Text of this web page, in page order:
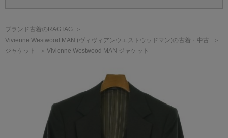
カ
ブランド古着のRAGTAG
Vivienne Westwood MAN (ヴィヴィアンウエストウッドマン)の古着・中古
ジャケット
Vivienne Westwood MAN ジャケット